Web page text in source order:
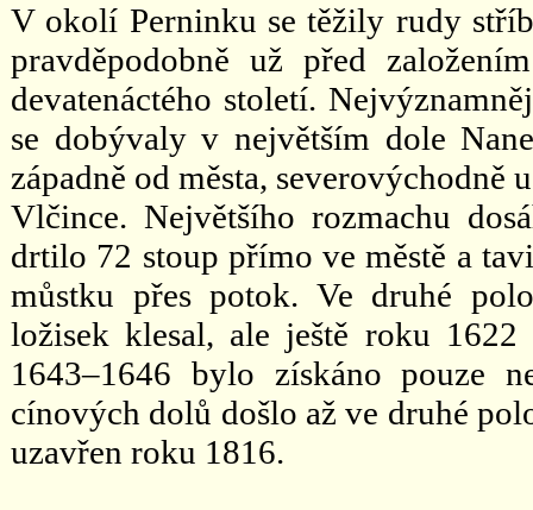
V okolí Perninku se těžily rudy
pravděpodobně už před
devatenáctého století.
se dobývaly v největším dole
západně od města,
Vlčince. Největšího rozmachu
drtilo 72 stoup přímo ve městě a
můstku přes potok. Ve druhé
ložisek klesal, ale ještě roku
1643–1646 bylo získáno pouze
cínových dolů došlo až ve druhé
uzavřen roku 1816.